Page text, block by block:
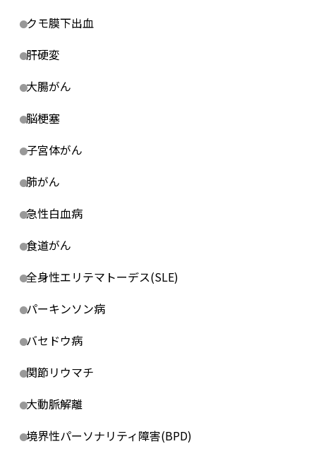
クモ膜下出血
肝硬変
大腸がん
脳梗塞
子宮体がん
肺がん
急性白血病
食道がん
全身性エリテマトーデス(SLE)
パーキンソン病
バセドウ病
関節リウマチ
大動脈解離
境界性パーソナリティ障害(BPD)